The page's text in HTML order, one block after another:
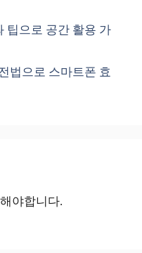
팁으로 공간 활용 가
법으로 스마트폰 효
해야합니다.